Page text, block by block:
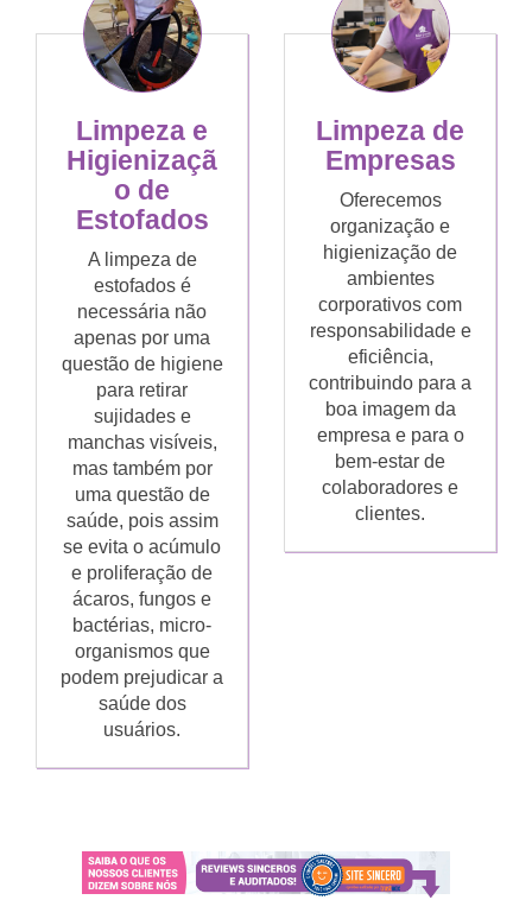
Limpeza e
Higienizaçã
o de
Estofados
A limpeza de
estofados é
necessária não
apenas por uma
questão de higiene
para retirar
sujidades e
manchas visíveis,
mas também por
uma questão de
saúde, pois assim
se evita o acúmulo
e proliferação de
ácaros, fungos e
bactérias, micro-
organismos que
podem prejudicar a
saúde dos
usuários.
Limpeza de
Empresas
Oferecemos
organização e
higienização de
ambientes
corporativos com
responsabilidade e
eficiência,
contribuindo para a
boa imagem da
empresa e para o
bem-estar de
colaboradores e
clientes.